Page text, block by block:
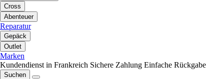
Cross
Abenteuer
Reparatur
Gepäck
Outlet
Marken
Kundendienst in Frankreich Sichere Zahlung Einfache Rückgabe
Suchen